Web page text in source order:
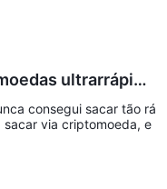
ultrarrápida
consegui sacar tão rá
sacar via criptomoeda, e